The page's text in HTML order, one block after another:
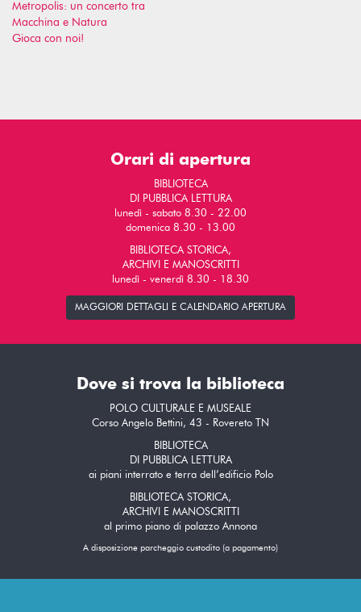
Metropolis: un concerto tra
Macchina e Natura
Gioca con noi!
Orari di apertura
BIBLIOTECA
DI PUBBLICA LETTURA
lunedì - sabato 8.30 - 22.00
domenica 8.30 - 13.00
BIBLIOTECA STORICA,
ARCHIVI E MANOSCRITTI
lunedì - venerdì 8.30 - 18.30
MAGGIORI DETTAGLI E CALENDARIO APERTURA
Dove si trova la biblioteca
POLO CULTURALE E MUSEALE
Corso Angelo Bettini, 43 - Rovereto TN
BIBLIOTECA
DI PUBBLICA LETTURA
ai piani interrato e terra dell’edificio Polo
BIBLIOTECA STORICA,
ARCHIVI E MANOSCRITTI
al primo piano di palazzo Annona
A disposizione parcheggio custodito (a pagamento)